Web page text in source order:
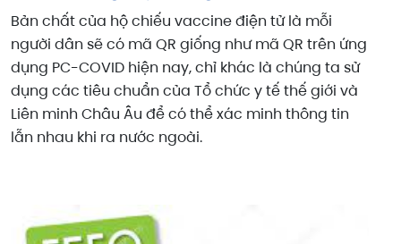
Bản chất của hộ chiếu vaccine điện tử là mỗi
người dân sẽ có mã QR giống như mã QR trên ứng
dụng PC-COVID hiện nay, chỉ khác là chúng ta sử
dụng các tiêu chuẩn của Tổ chức y tế thế giới và
Liên minh Châu Âu để có thể xác minh thông tin
lẫn nhau khi ra nước ngoài.